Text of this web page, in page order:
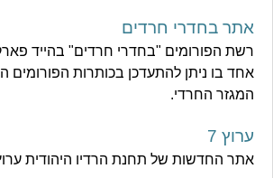
אתר בחדרי חרדים
רשת הפורומים "בחדרי חרדים" בהייד
אחד בו ניתן להתעדכן בכותרות הפורומים
המגזר החרדי.
ערוץ 7
אתר החדשות של תחנת הרדיו היהודית ערוץ